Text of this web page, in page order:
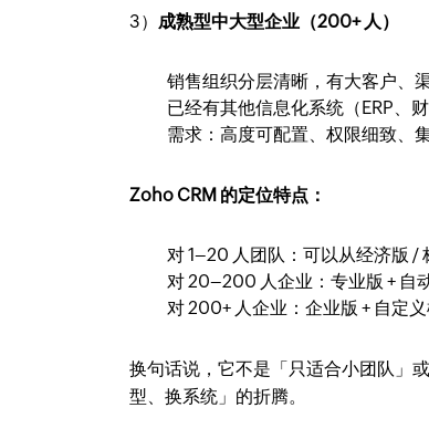
3）成熟型中大型企业（200+ 人）
销售组织分层清晰，有大客户、
已经有其他信息化系统（ERP、
需求：高度可配置、权限细致、
Zoho CRM 的定位特点：
对 1–20 人团队：可以从经济版 /
对 20–200 人企业：专业版 + 自
对 200+ 人企业：企业版 + 自定
换句话说，它不是「只适合小团队」
型、换系统」的折腾。